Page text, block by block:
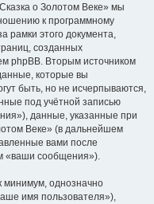
о Золотом Веке» мы
к программному
рамки этого документа,
созданных
phpBB. Вторым источником
которые вы
быть, но не исчерпываются,
под учётной записью
данные, указанные при
Веке» (в дальнейшем
вами после
«ваши сообщения»).
минимум, однозначно
имя пользователя»),